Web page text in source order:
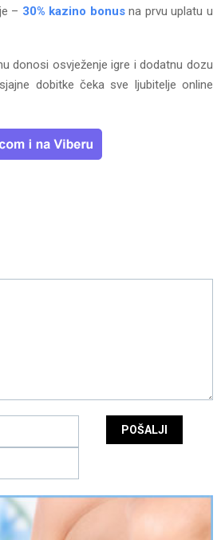
– 30% kazino bonusna prvu uplatu u
donosi osvježenje igre i dodatnu dozu
dobitke čeka sve ljubitelje online